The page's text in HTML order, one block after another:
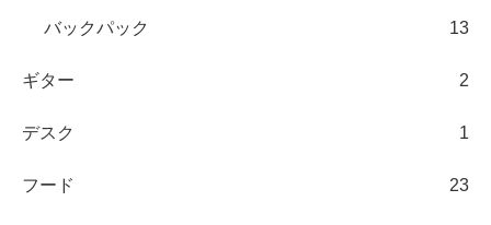
バックパック 13
ギター 2
デスク 1
フード 23